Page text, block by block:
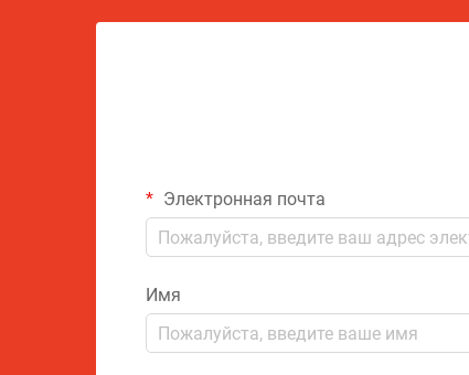
Электронная почта
Имя